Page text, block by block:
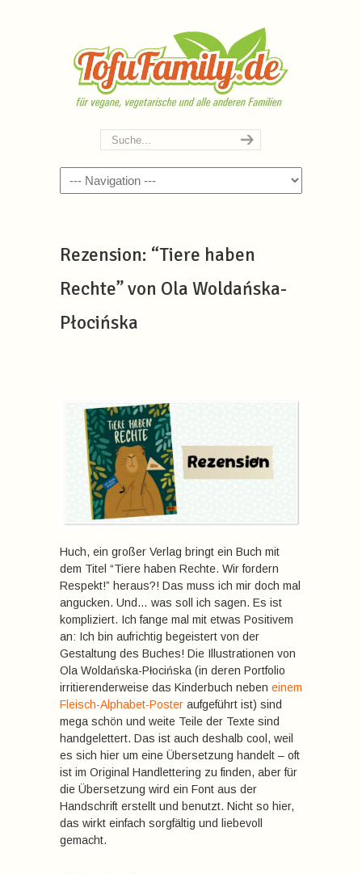
Navigation
Rezension: “Tiere haben
Rechte” von Ola Woldańska-
Płocińska
Huch, ein großer Verlag bringt ein Buch mit
dem Titel “Tiere haben Rechte. Wir fordern
Respekt!” heraus?! Das muss ich mir doch mal
angucken. Und… was soll ich sagen. Es ist
kompliziert. Ich fange mal mit etwas Positivem
an: Ich bin aufrichtig begeistert von der
Gestaltung des Buches! Die Illustrationen von
Ola Woldańska-Płocińska (in deren Portfolio
irritierenderweise das Kinderbuch neben einem
Fleisch-Alphabet-Poster aufgeführt ist) sind
mega schön und weite Teile der Texte sind
handgelettert. Das ist auch deshalb cool, weil
es sich hier um eine Übersetzung handelt – oft
ist im Original Handlettering zu finden, aber für
die Übersetzung wird ein Font aus der
Handschrift erstellt und benutzt. Nicht so hier,
das wirkt einfach sorgfältig und liebevoll
gemacht.